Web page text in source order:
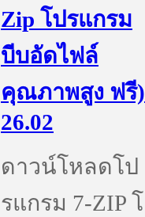
Zip โปรแกรม
บีบอัดไฟล์
คุณภาพสูง ฟรี)
26.02
ดาวน์โหลดโป
รแกรม 7-ZIP โ